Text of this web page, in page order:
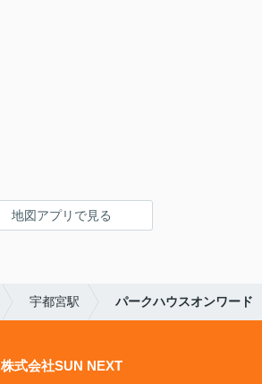
地図アプリで見る
宇都宮駅 パークハウスオンワード
株式会社SUN NEXT